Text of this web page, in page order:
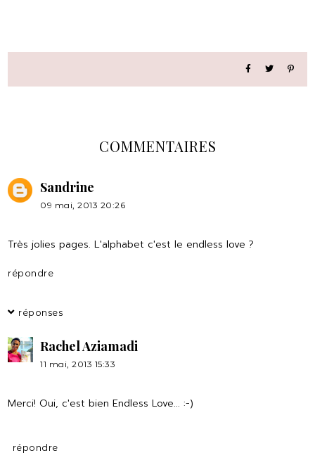
COMMENTAIRES
Sandrine
09 mai, 2013 20:26
Très jolies pages. L'alphabet c'est le endless love ?
répondre
réponses
Rachel Aziamadi
11 mai, 2013 15:33
Merci! Oui, c'est bien Endless Love... :-)
répondre